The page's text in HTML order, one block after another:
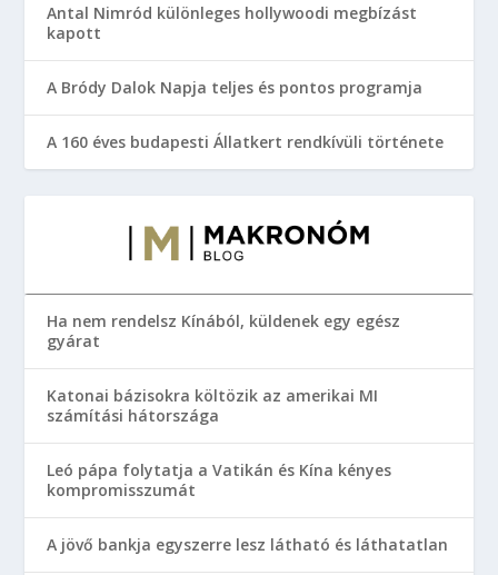
Antal Nimród különleges hollywoodi megbízást
kapott
A Bródy Dalok Napja teljes és pontos programja
A 160 éves budapesti Állatkert rendkívüli története
Ha nem rendelsz Kínából, küldenek egy egész
gyárat
Katonai bázisokra költözik az amerikai MI
számítási hátországa
Leó pápa folytatja a Vatikán és Kína kényes
kompromisszumát
A jövő bankja egyszerre lesz látható és láthatatlan